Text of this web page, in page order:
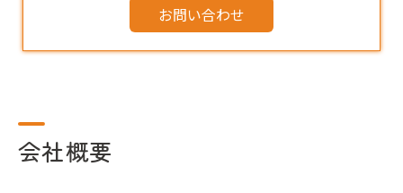
お問い合わせ
会社概要